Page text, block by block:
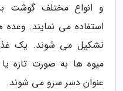
و انواع مختلف گوشت
استفاده می نمایند.
تشکیل می شوند. یک
میوه ها به صورت تازه
عنوان دسر سرو می شوند.